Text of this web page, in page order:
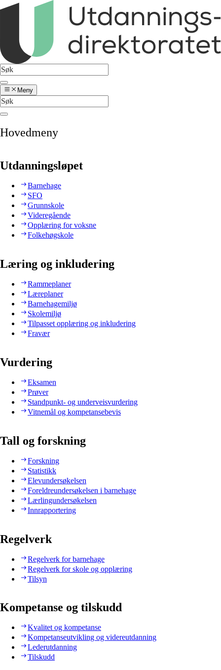
Meny
Hovedmeny
Utdanningsløpet
Barnehage
SFO
Grunnskole
Videregående
Opplæring for voksne
Folkehøgskole
Læring og inkludering
Rammeplaner
Læreplaner
Barnehagemiljø
Skolemiljø
Tilpasset opplæring og inkludering
Fravær
Vurdering
Eksamen
Prøver
Standpunkt- og underveisvurdering
Vitnemål og kompetansebevis
Tall og forskning
Forskning
Statistikk
Elevundersøkelsen
Foreldreundersøkelsen i barnehage
Lærlingundersøkelsen
Innrapportering
Regelverk
Regelverk for barnehage
Regelverk for skole og opplæring
Tilsyn
Kompetanse og tilskudd
Kvalitet og kompetanse
Kompetanseutvikling og videreutdanning
Lederutdanning
Tilskudd